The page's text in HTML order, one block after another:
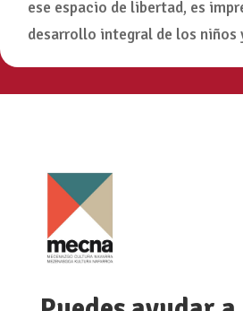
ese espacio de libertad, es
desarrollo integral de los niños